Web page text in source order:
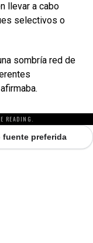
llevar a cabo
selectivos o
sombría red de
READING.
fuente preferida